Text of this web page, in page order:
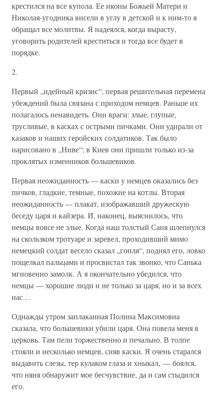
крестился на все купола. Ее иконы Божьей Матери и
Николая-угодника висели в углу в детской и к ним-то я
обращал все молитвы. Я надеялся, когда вырасту,
уговорить родителей креститься и тогда все будет в
порядке.
2.
Первый „идейный кризис“, первая решительная перемена
убеждений была связана с приходом немцев. Раньше их
полагалось ненавидеть. Они враги: злые, глупые,
трусливые, в касках с острыми пичками. Они удирали от
казаков и наших геройских солдатиков. Так было
нарисовано в „Ниве“; в Киев они пришли только из-за
проклятых изменников большевиков.
Первая неожиданность — каски у немцев оказались без
пичков, гладкие, темные, похожие на котлы. Вторая
неожиданность — плакат, изображавший дружескую
беседу царя и кайзера. И, наконец, выяснилось, что
немцы вовсе не злые. Когда наш толстый Саня шлепнулся
на скользком тротуаре и заревел, проходивший мимо
немецкий солдат весело сказал „гопля“, поднял его, ловко
пощелкал пальцами и просвистал так звонко, что Санька
мгновенно замолк. А я окончательно убедился, что
немцы — хорошие люди и не только за царя, но и за всех
нас…
Однажды утром заплаканная Полина Максимовна
сказала, что большевики убили царя. Она повела меня в
церковь. Там пели торжественно и печально. В толпе
стояли и несколько немцев, сняв каски. Я очень старался
выдавить слезы, тер кулаком глаза и хныкал, — боялся,
что няня обнаружит мое бесчувствие, да и сам стыдился
его.